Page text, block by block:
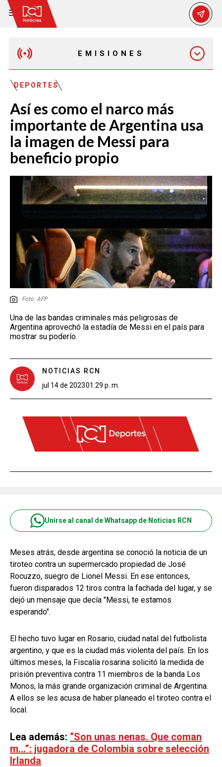
EMISIONES
EMISIÓN 12:30 PM
EMISIÓN 7:00 PM
EMISIÓN 11:30 PM
DEPORTES
Así es como el narco más
importante de Argentina usa
la imagen de Messi para
beneficio propio
Foto: AFP
Una de las bandas criminales más peligrosas de
Argentina aprovechó la estadía de Messi en el país para
mostrar su poderío.
NOTICIAS RCN
jul 14 de 202301:29 p. m.
Unirse al canal de Whatsapp de Noticias RCN
Meses atrás, desde argentina se conoció la noticia de un
tiroteo contra un supermercado propiedad de José
Rocuzzo, suegro de Lionel Messi. En ese entonces,
fueron disparados 12 tiros contra la fachada del lugar, y se
dejó un mensaje que decía "Messi, te estamos
esperando".
El hecho tuvo lugar en Rosario, ciudad natal del futbolista
argentino, y que es la ciudad más violenta del país. En los
últimos meses, la Fiscalía rosarina solicitó la medida de
prisión preventiva contra 11 miembros de la banda Los
Monos, la más grande organización criminal de Argentina.
A ellos se les acusa de haber planeado el tiroteo contra el
local.
Lea además: “Son unas nenas. Que coman
m…”: jugadora de Colombia sobre selección
Irlanda